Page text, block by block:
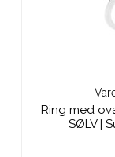
Ring med
SØLV |